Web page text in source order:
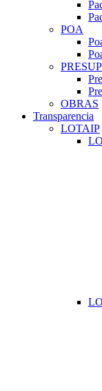
POA
OBRAS
Transparencia
LOTAIP